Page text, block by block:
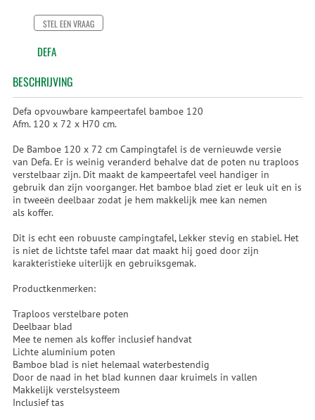
STEL EEN VRAAG
DEFA
BESCHRIJVING
Defa opvouwbare kampeertafel bamboe 120
Afm. 120 x 72 x H70 cm.
De Bamboe 120 x 72 cm Campingtafel is de vernieuwde versie
van Defa. Er is weinig veranderd behalve dat de poten nu traploos
verstelbaar zijn. Dit maakt de kampeertafel veel handiger in
gebruik dan zijn voorganger. Het bamboe blad ziet er leuk uit en is
in tweeën deelbaar zodat je hem makkelijk mee kan nemen
als koffer.
Dit is echt een robuuste campingtafel, Lekker stevig en stabiel. Het
is niet de lichtste tafel maar dat maakt hij goed door zijn
karakteristieke uiterlijk en gebruiksgemak.
Productkenmerken:
Traploos verstelbare poten
Deelbaar blad
Mee te nemen als koffer inclusief handvat
Lichte aluminium poten
Bamboe blad is niet helemaal waterbestendig
Door de naad in het blad kunnen daar kruimels in vallen
Makkelijk verstelsysteem
Inclusief tas